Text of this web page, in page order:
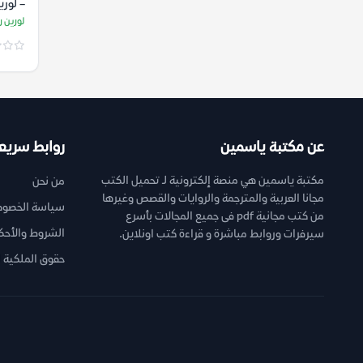
–
عن مكتبة ياسمين
مكتبة ياسمين هي منصة إلكترونية لـ تحميل الكتب
مجانا العربية والمترجمة والروايات والقصص وغيرها
من كتب مجانية pdf فى جميع المجالات بأسرع
سيرفرات وروابط مباشرة و قراءة كتب اونلاين.
روابط
من نحن
سياسة
الشروط
حقوق الملكية